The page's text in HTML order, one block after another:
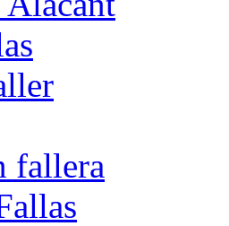
fallera